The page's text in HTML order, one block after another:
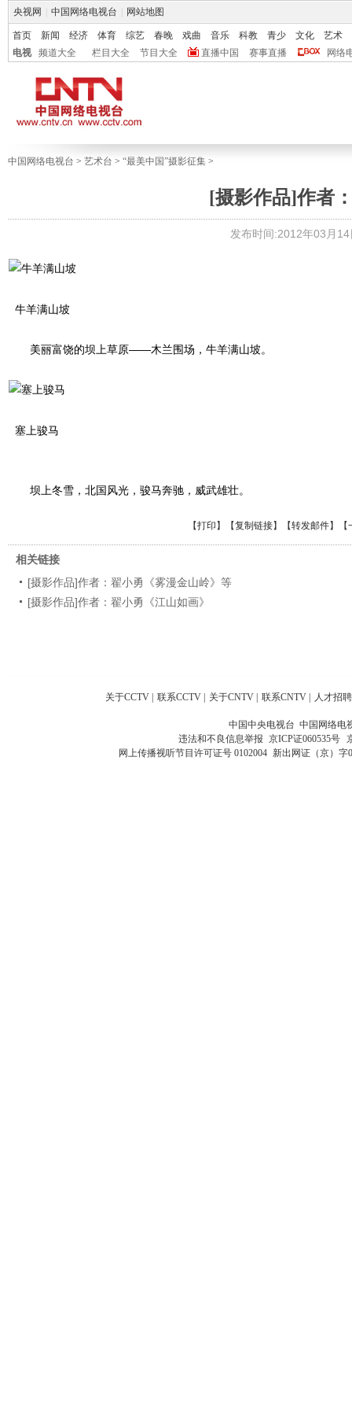
央视网 中国网络电视台 网站地图
首页 新闻 经济 体育 综艺 春晚 戏曲 音乐 科教 青少 文化
艺术
电视
频道大全 栏目大全 节目大全 直播中国 赛事直播 网络
中国网络电视台 > 艺术台 > “最美中国”摄影征集 >
[摄影作品]作者
发布时间:2012年03月
牛羊满山坡
美丽富饶的坝上草原——木兰围场，牛羊满山坡。
塞上骏马
坝上冬雪，北国风光，骏马奔驰，威武雄壮。
【打印 】【复制链接】【转发邮件】
相关链接
[摄影作品]作者：翟小勇《雾漫金山岭》等
[摄影作品]作者：翟小勇《江山如画》
关于CCTV 联系CCTV 关于CNTV 联系CNTV 人才招聘
中国中央电视台 中国网络电
违法和不良信息举报 京ICP证060535号
网上传播视听节目许可证号 0102004 新出网证（京）